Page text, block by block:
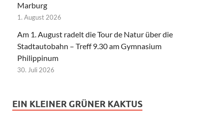
Marburg
1. August 2026
Am 1. August radelt die Tour de Natur über die
Stadtautobahn – Treff 9.30 am Gymnasium
Philippinum
30. Juli 2026
EIN KLEINER GRÜNER KAKTUS